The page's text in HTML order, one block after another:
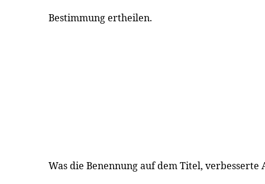
Bestimmung ertheilen.
Was die Benennung auf dem Titel,